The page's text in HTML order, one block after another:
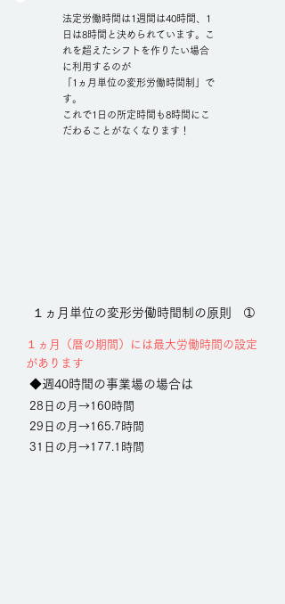
法定労働時間は1週間は40時間、1
日は8時間と決められています。こ
れを超えたシフトを作りたい場合
に利用するのが
「1ヵ月単位の変形労働時間制」で
す。
これで1日の所定時間も8時間にこ
だわることがなくなります！
１ヵ月単位の変形労働時間制の原則 ➀
１ヵ月（暦の期間）には最大労働時間の設定
があります
◆週40時間の事業場の場合は
28日の月→160時間
29日の月→165.7 時間
31日の月→177.1時間